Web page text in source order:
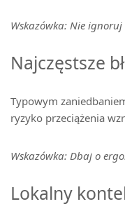
Wskazówka: Nie
Najczęstsze
Typowym
ryzyko przeciążenia
Wskazówka: Dbaj o
Lokalny